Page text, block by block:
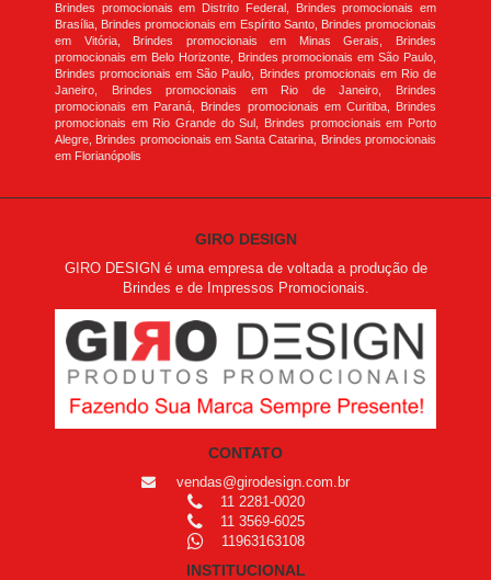
Brindes promocionais em Distrito Federal, Brindes promocionais em
Brasília, Brindes promocionais em Espírito Santo, Brindes promocionais
em Vitória, Brindes promocionais em Minas Gerais, Brindes
promocionais em Belo Horizonte, Brindes promocionais em São Paulo,
Brindes promocionais em São Paulo, Brindes promocionais em Rio de
Janeiro, Brindes promocionais em Rio de Janeiro, Brindes
promocionais em Paraná, Brindes promocionais em Curitiba, Brindes
promocionais em Rio Grande do Sul, Brindes promocionais em Porto
Alegre, Brindes promocionais em Santa Catarina, Brindes promocionais
em Florianópolis
GIRO DESIGN
GIRO DESIGN é uma empresa de voltada a produção de
Brindes e de Impressos Promocionais.
CONTATO
vendas@girodesign.com.br
11 2281-0020
11 3569-6025
11963163108
INSTITUCIONAL